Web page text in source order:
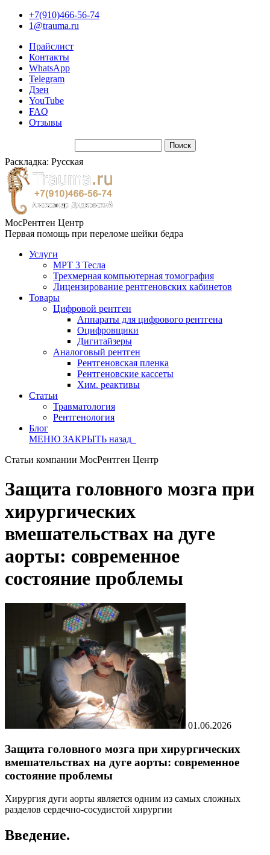
+7(910)466-56-74
1@trauma.ru
Прайслист
Контакты
WhatsApp
Telegram
Дзен
YouTube
FAQ
Отзывы
Раскладка: Русская
МосРентген Центр
Первая помощь при переломе шейки бедра
Услуги
МРТ 3 Тесла
Трехмерная компьютерная томография
Лицензирование рентгеновских кабинетов
Товары
Цифровой рентген
Аппараты для цифрового рентгена
Оцифровщики
Дигитайзеры
Аналоговый рентген
Рентгеновская пленка
Рентгеновские кассеты
Хим. реактивы
Статьи
Травматология
Рентгенология
Блог
МЕНЮ ЗАКРЫТЬ назад
Статьи компании МосРентген Центр
Защита головного мозга при
хирургических
вмешательствах на дуге
аорты: современное
состояние проблемы
01.06.2026
Защита головного мозга при хирургических
вмешательствах на дуге аорты: современное
состояние проблемы
Хирургия дуги аорты является одним из самых сложных
разделов сердечно-сосудистой хирургии
Введение.